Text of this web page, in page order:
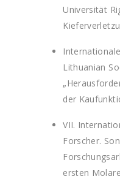
Universität
Lithuanian
der
VII.
Forscher.
ersten